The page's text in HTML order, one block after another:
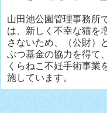
山田池公園管理事務所
は、新しく不幸な猫を
さないため、（公財）
ぶつ基金の協力を得て
くらねこ不妊手術事業
施しています。